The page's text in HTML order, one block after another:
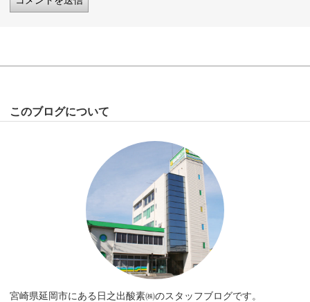
このブログについて
宮崎県延岡市にある日之出酸素㈱のスタッフブログです。